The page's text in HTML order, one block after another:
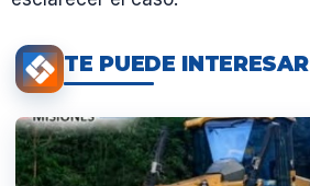
TE PUEDE INTERESAR